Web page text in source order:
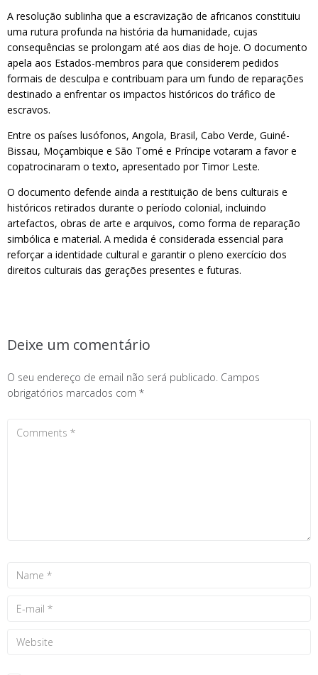
A resolução sublinha que a escravização de africanos constituiu
uma rutura profunda na história da humanidade, cujas
consequências se prolongam até aos dias de hoje. O documento
apela aos Estados-membros para que considerem pedidos
formais de desculpa e contribuam para um fundo de reparações
destinado a enfrentar os impactos históricos do tráfico de
escravos.
Entre os países lusófonos, Angola, Brasil, Cabo Verde, Guiné-
Bissau, Moçambique e São Tomé e Príncipe votaram a favor e
copatrocinaram o texto, apresentado por Timor Leste.
O documento defende ainda a restituição de bens culturais e
históricos retirados durante o período colonial, incluindo
artefactos, obras de arte e arquivos, como forma de reparação
simbólica e material. A medida é considerada essencial para
reforçar a identidade cultural e garantir o pleno exercício dos
direitos culturais das gerações presentes e futuras.
Deixe um comentário
O seu endereço de email não será publicado. Campos
obrigatórios marcados com *